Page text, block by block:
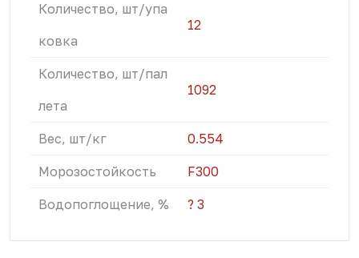
Количество, шт/упа
ковка
12
Количество, шт/пал
лета
1092
Вес, шт/кг 0.554
Морозостойкость F300
Водопоглощение, % ? 3